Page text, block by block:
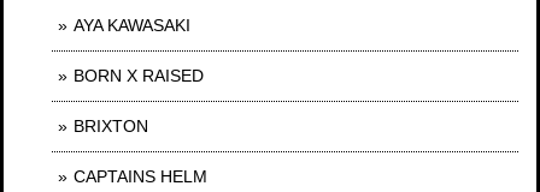
AYA KAWASAKI
BORN X RAISED
BRIXTON
CAPTAINS HELM